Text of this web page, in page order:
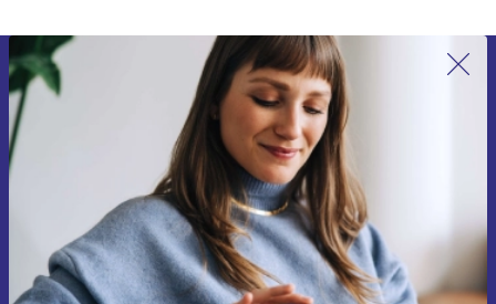
Zapisz się na nasz newsletter!
Nie przegap żadnej oferty.
Zarejestruj się
Informacje na temat używania danych osobowych znajdują się w